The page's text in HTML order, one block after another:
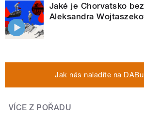
Jaké je Chorvatsko
Aleksandra
Jak nás naladíte na DABu
VÍCE Z POŘADU